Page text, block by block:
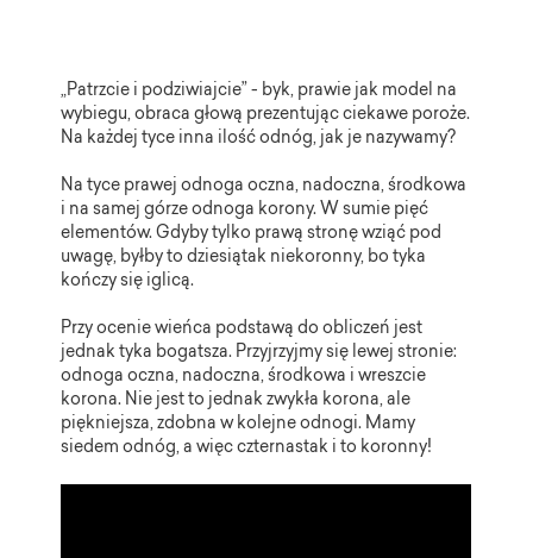
„Patrzcie i podziwiajcie” - byk, prawie jak model na
wybiegu, obraca głową prezentując ciekawe poroże.
Na każdej tyce inna ilość odnóg, jak je nazywamy?
Na tyce prawej odnoga oczna, nadoczna, środkowa
i na samej górze odnoga korony. W sumie pięć
elementów. Gdyby tylko prawą stronę wziąć pod
uwagę, byłby to dziesiątak niekoronny, bo tyka
kończy się iglicą.
Przy ocenie wieńca podstawą do obliczeń jest
jednak tyka bogatsza. Przyjrzyjmy się lewej stronie:
odnoga oczna, nadoczna, środkowa i wreszcie
korona. Nie jest to jednak zwykła korona, ale
piękniejsza, zdobna w kolejne odnogi. Mamy
siedem odnóg, a więc czternastak i to koronny!